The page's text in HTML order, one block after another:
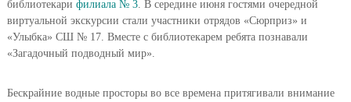
библиотекари филиала № 3. В середине июня гостями очередной
виртуальной экскурсии стали участники отрядов «Сюрприз» и
«Улыбка» СШ № 17. Вместе с библиотекарем ребята познавали
«Загадочный подводный мир».
Бескрайние водные просторы во все времена притягивали внимание